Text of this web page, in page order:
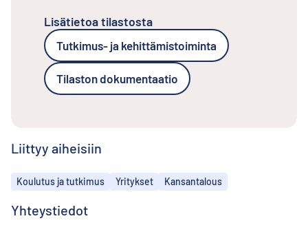
Lisätietoa tilastosta
Tutkimus- ja kehittämistoiminta
Tilaston dokumentaatio
Liittyy aiheisiin
Aiheet
Koulutus ja tutkimus Yritykset Kansantalous
Yhteystiedot